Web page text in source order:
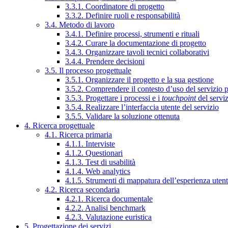
3.3.1. Coordinatore di progetto
3.3.2. Definire ruoli e responsabilità
3.4. Metodo di lavoro
3.4.1. Definire processi, strumenti e rituali
3.4.2. Curare la documentazione di progetto
3.4.3. Organizzare tavoli tecnici collaborativi
3.4.4. Prendere decisioni
3.5. Il processo progettuale
3.5.1. Organizzare il progetto e la sua gestione
3.5.2. Comprendere il contesto d’uso del servizio
3.5.3. Progettare i processi e i touchpointdel
3.5.4. Realizzare l’interfaccia utente del servizio
3.5.5. Validare la soluzione ottenuta
4. Ricerca progettuale
4.1. Ricerca primaria
4.1.1. Interviste
4.1.2. Questionari
4.1.3. Test di usabilità
4.1.4. Web analytics
4.1.5. Strumenti di mappatura dell’esperienza
4.2. Ricerca secondaria
4.2.1. Ricerca documentale
4.2.2. Analisi benchmark
4.2.3. Valutazione euristica
5. Progettazione dei servizi